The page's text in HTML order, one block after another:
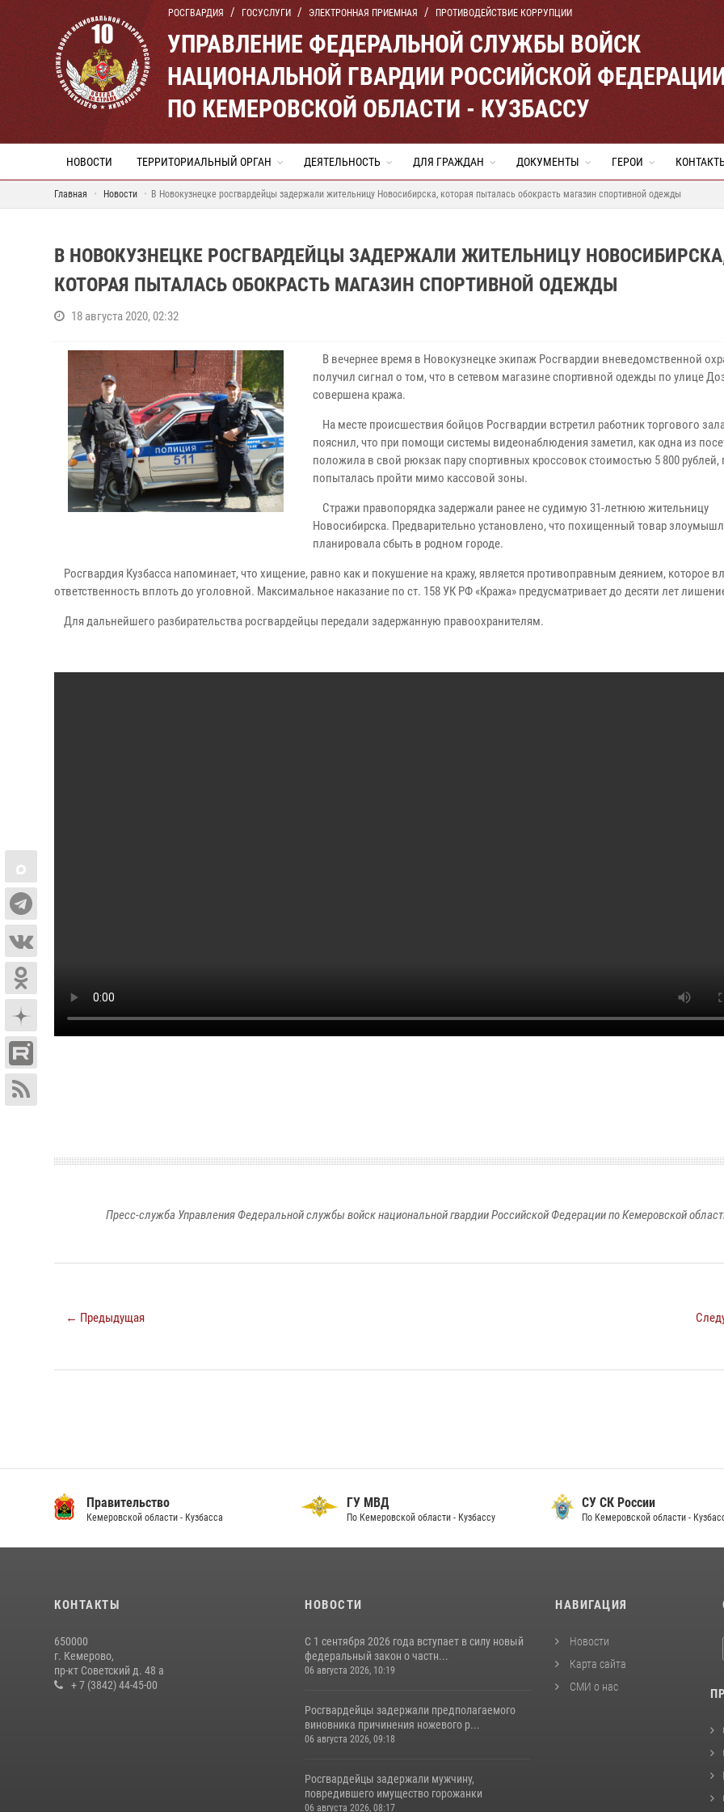
РОСГВАРДИЯ ГОСУСЛУГИ ЭЛЕКТРОННАЯ ПРИЕМНАЯ ПРОТИВОДЕЙСТВИЕ КОРРУПЦИИ
УПРАВЛЕНИЕ ФЕДЕРАЛЬНОЙ СЛУЖБЫ ВОЙСК
НАЦИОНАЛЬНОЙ ГВАРДИИ РОССИЙСКОЙ
ПО КЕМЕРОВСКОЙ ОБЛАСТИ - КУЗБАССУ
НОВОСТИ ТЕРРИТОРИАЛЬНЫЙ ОРГАН ДЕЯТЕЛЬНОСТЬ ДЛЯ ГРАЖДАН ДОКУМЕНТЫ ГЕРОИ
Главная Новости В Новокузнецке росгвардейцы задержали жительницу Новосибирска, которая пыталась обокрасть магазин спортивной одежды
В НОВОКУЗНЕЦКЕ РОСГВАРДЕЙЦЫ ЗАДЕРЖАЛИ ЖИТЕЛЬНИЦУ
КОТОРАЯ ПЫТАЛАСЬ ОБОКРАСТЬ МАГАЗИН СПОРТИВНОЙ ОДЕЖДЫ
18 августа 2020, 02:32
В вечернее время в Новокузнецке экипаж Росгвардии вневедомственной
получил сигнал о том, что в сетевом магазине спортивной одежды по улице
совершена кража.
На месте происшествия бойцов Росгвардии встретил работник торгового
пояснил, что при помощи системы видеонаблюдения заметил, как одна из
положила в свой рюкзак пару спортивных кроссовок стоимостью 5 800 рублей,
попыталась пройти мимо кассовой зоны.
Стражи правопорядка задержали ранее не судимую 31-летнюю жительницу
Новосибирска. Предварительно установлено, что похищенный товар
планировала сбыть в родном городе.
Росгвардия Кузбасса напоминает, что хищение, равно как и покушение на кражу, является противоправным деянием, которое
ответственность вплоть до уголовной. Максимальное наказание по ст. 158 УК РФ «Кража» предусматривает до десяти лет
Для дальнейшего разбирательства росгвардейцы передали задержанную правоохранителям.
Пресс-служба Управления Федеральной службы войск национальной гвардии Российской Федерации по Кемеровской
← Предыдущая
Правительство
Кемеровской области - Кузбасса
ГУ МВД
По Кемеровской области - Кузбассу
СУ СК России
По Кемеровской области - Кузбассу
КОНТАКТЫ
650000
г. Кемерово,
пр-кт Советский д. 48 а
+ 7 (3842) 44-45-00
НОВОСТИ
С 1 сентября 2026 года вступает в силу новый
федеральный закон о частн...
06 августа 2026, 10:19
Росгвардейцы задержали предполагаемого
виновника причинения ножевого р...
06 августа 2026, 09:18
Росгвардейцы задержали мужчину,
повредившего имущество горожанки
06 августа 2026, 08:17
НАВИГАЦИЯ
Новости
Карта сайта
СМИ о нас